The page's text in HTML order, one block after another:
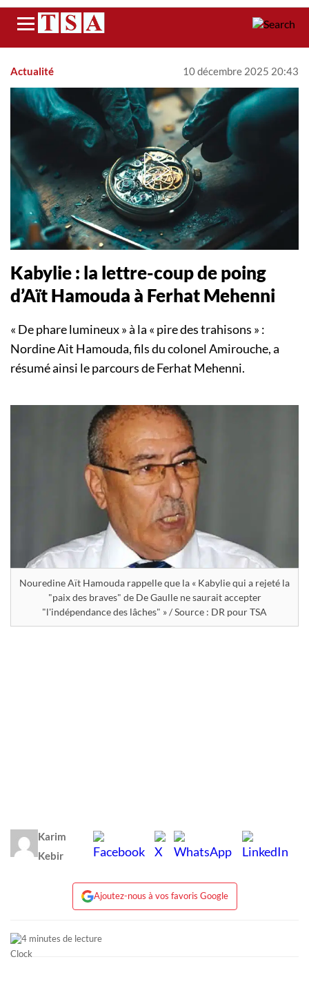
Menu
Actualité 10 décembre 2025 20:43
Kabylie : la lettre-coup de poing
d’Aït Hamouda à Ferhat Mehenni
« De phare lumineux » à la « pire des trahisons » :
Nordine Ait Hamouda, fils du colonel Amirouche, a
résumé ainsi le parcours de Ferhat Mehenni.
Nouredine Aït Hamouda rappelle que la « Kabylie qui a rejeté la
"paix des braves" de De Gaulle ne saurait accepter
"l'indépendance des lâches" » / Source : DR pour TSA
Karim
Kebir
Ajoutez-nous à vos favoris Google
4 minutes de lecture